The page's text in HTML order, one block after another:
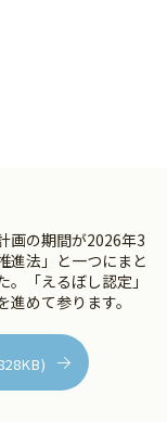
画の期間が2026年3
進法」と一つにまと
「えるぼし認定」
めて参ります。